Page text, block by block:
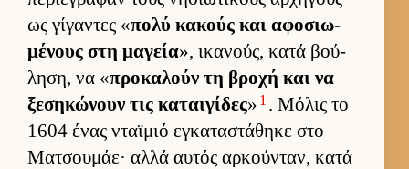
ως γίγαντες «πολύ κακούς και αφοσιω­
μένους στη μαγεία», ικανούς, κατά βού­
ληση, να «προκαλούν τη βροχή και να
ξεσηκώνουν τις καται­γίδες» 1 . Μόλις το
1604 ένας νταϊμιό εγκαταστάθηκε στο
Ματσου­μάε· αλλά αυ­τός αρ­κού­νταν, κατά